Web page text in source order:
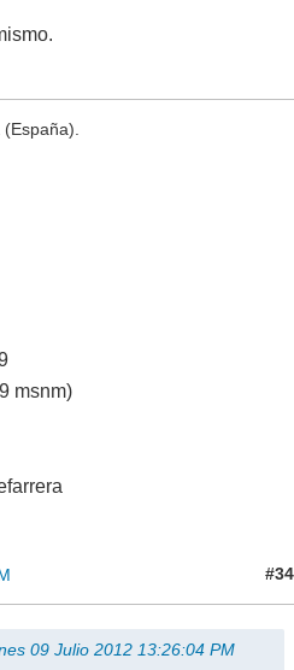
msnm)
#34
09 Julio 2012 13:26:04 PM